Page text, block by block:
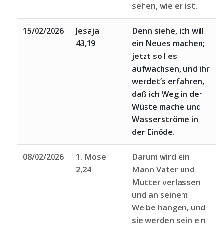
sehen, wie er ist.
15/02/2026
Jesaja
43,19
Denn siehe, ich will
ein Neues machen;
jetzt soll es
aufwachsen, und ihr
werdet’s erfahren,
daß ich Weg in der
Wüste mache und
Wasserströme in
der Einöde.
08/02/2026
1. Mose
2,24
Darum wird ein
Mann Vater und
Mutter verlassen
und an seinem
Weibe hangen, und
sie werden sein ein